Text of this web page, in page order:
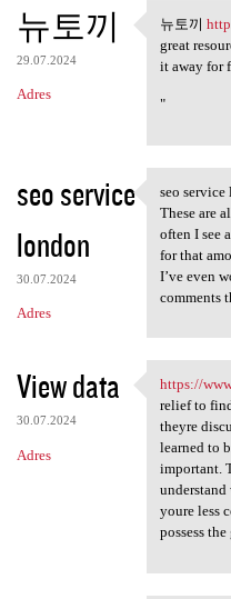
뉴토끼
29.07.2024
Adres
뉴토끼
뉴토끼
great
it away for
"
seo service
london
30.07.2024
Adres
seo
seo service
These are
often I see
for that
I’ve even
comments
View data
30.07.2024
Adres
https://
https://
relief to
theyre
learned to
important.
youre less
possess